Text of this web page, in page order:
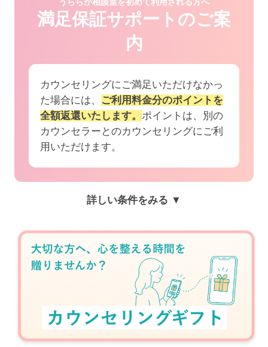
満足保証サポートのご案
内
カウンセリングにご満足いただけなかっ
た場合には、
ご利用料金分のポイントを
全額返還いたします。 ポイントは、別の
カウンセラーとのカウンセリングにご利
用いただけます。
詳しい条件をみる ▼